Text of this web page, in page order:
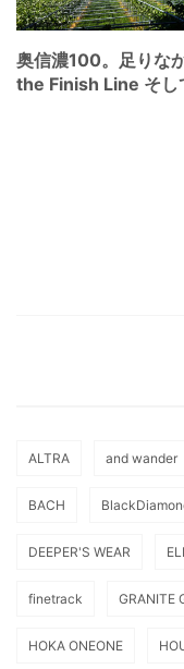
奥信濃100。足りな
the Finish Line そし
ALTRA and wander
BACH
DEEPER'S WEAR
finetrack GRANITE
HOKA ONEONE